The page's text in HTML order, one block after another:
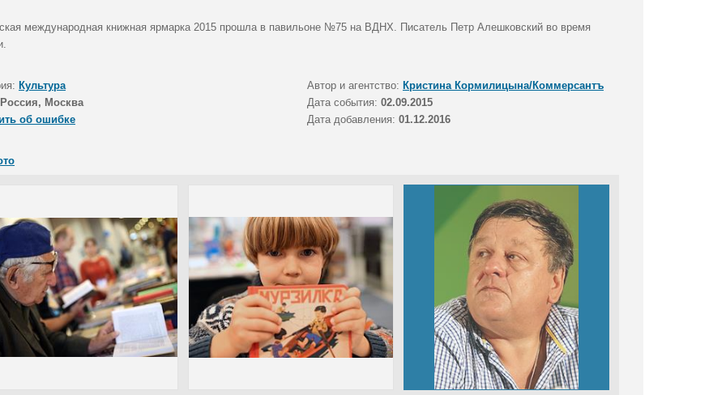
международная книжная ярмарка 2015 прошла в павильоне №75 на ВДНХ. Писатель Петр Алешковский во время
Культура Автор и агентство: Кристина Кормилицына/Коммерсантъ
Россия, Москва Дата события: 02.09.2015
об ошибке
Дата добавления: 01.12.2016